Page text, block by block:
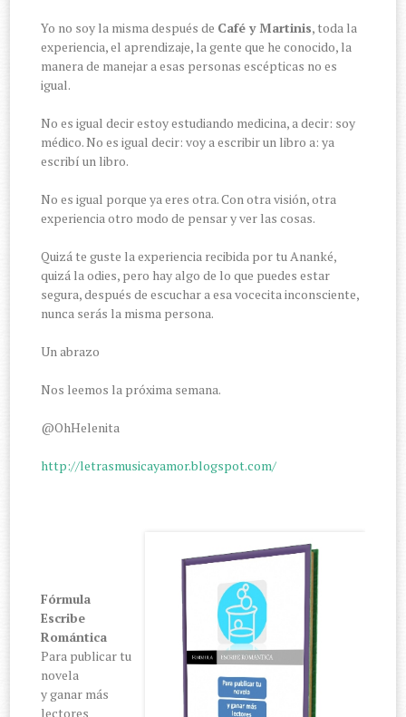
Yo no soy la misma después de Café y Martinis, toda la
experiencia, el aprendizaje, la gente que he conocido, la
manera de manejar a esas personas escépticas no es
igual.
No es igual decir estoy estudiando medicina, a decir: soy
médico. No es igual decir: voy a escribir un libro a: ya
escribí un libro.
No es igual porque ya eres otra. Con otra visión, otra
experiencia otro modo de pensar y ver las cosas.
Quizá te guste la experiencia recibida por tu Ananké,
quizá la odies, pero hay algo de lo que puedes estar
segura, después de escuchar a esa vocecita inconsciente,
nunca serás la misma persona.
Un abrazo
Nos leemos la próxima semana.
@OhHelenita
http://letrasmusicayamor.blogspot.com/
Fórmula
Escribe
Romántica
Para publicar tu
novela
y ganar más
lectores